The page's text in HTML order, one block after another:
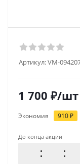
Артикул:VM-
1 700 ₽/шт
Экономия 910₽
До конца акции